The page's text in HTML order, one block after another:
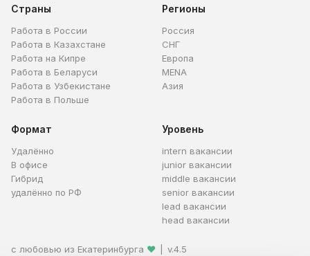
Страны
Работа в России
Работа в Казахстане
Работа на Кипре
Работа в Беларуси
Работа в Узбекистане
Работа в Польше
Регионы
Россия
СНГ
Европа
MENA
Азия
Формат
Удалённо
В офисе
Гибрид
удалённо по РФ
Уровень
intern вакансии
junior вакансии
middle вакансии
senior вакансии
lead вакансии
head вакансии
с любовью из Екатеринбурга ❤
v.4.5